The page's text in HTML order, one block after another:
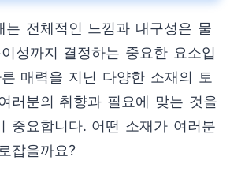
는 전체적인 느낌과 내구성은 물
성까지 결정하는 중요한 요소입
매력을 지닌 다양한 소재의 토
러분의 취향과 필요에 맞는 것을
중요합니다. 어떤 소재가 여러분
잡을까요?